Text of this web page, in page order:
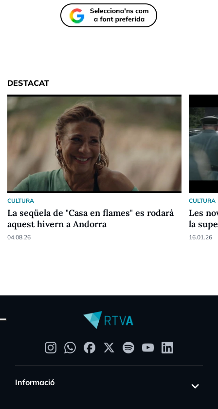
DESTACAT
CULTURA
La seqüela de "Casa en flames" es rodarà
aquest hivern a Andorra
04.08.26
CULTURA
Les
la
16.01.26
Informació